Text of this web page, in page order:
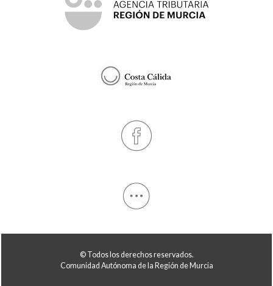
© Todos los derechos reservados.
Comunidad Autónoma de la Región de Murcia